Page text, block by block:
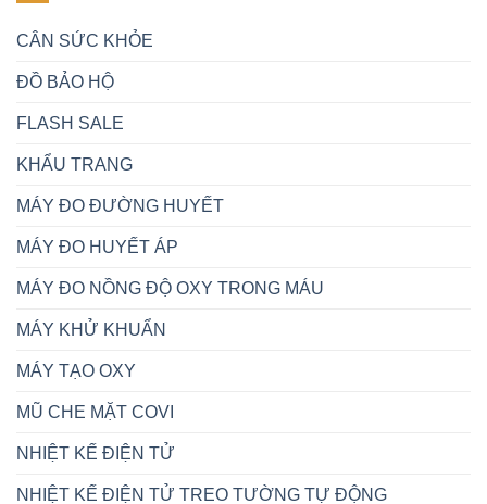
CÂN SỨC KHỎE
ĐỒ BẢO HỘ
FLASH SALE
KHẨU TRANG
MÁY ĐO ĐƯỜNG HUYẾT
MÁY ĐO HUYẾT ÁP
MÁY ĐO NỒNG ĐỘ OXY TRONG MÁU
MÁY KHỬ KHUẨN
MÁY TẠO OXY
MŨ CHE MẶT COVI
NHIỆT KẾ ĐIỆN TỬ
NHIỆT KẾ ĐIỆN TỬ TREO TƯỜNG TỰ ĐỘNG